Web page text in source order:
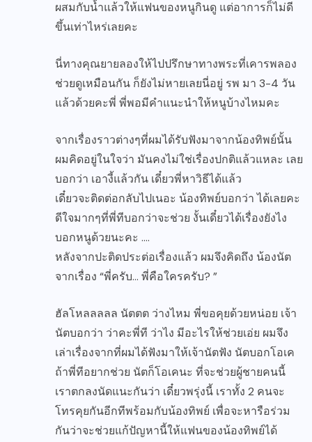
ผสมกับน้ำแล้วให้แฟนของหนูกินดู แต่อาการก็ไม่ดี
ขึ้นเท่าไหร่เลยคะ
นี่ทางคุณยายลองให้ไปปรึกษาทางพระที่เคารพลอง
ช่วยดูเหมือนกัน ก็ยังไม่หายเลยนี่อยู่ รพ มา 3-4 วัน
แล้วด้วยคะพี่ พี่พอมีคำแนะนำให้หนูบ้างไหมคะ
จากเรื่องราวต่างๆที่ผมได้รับฟังมาจากน้องทิพย์นั้น
ผมคิดอยู่ในใจว่า มันคงไม่ใช่เรื่องปกติแล้วแหละ เลย
บอกว่า เอางี้แล้วกัน เดี๋ยวพี่หาวิธีได้แล้ว
เดี๋ยวจะติดต่อกลับไปเนอะ น้องทิพย์บอกว่า ได้เลยคะ
ดีใจมากๆที่พี่ทีบอกว่าจะช่วย งั้นเดี๋ยวได้เรื่องยังไง
บอกหนูด้วยนะคะ ….
หลังจากปะติดประต่อเรื่องแล้ว ผมจึงคิดถึง น้องนัต
จากเรื่อง “พี่ครับ… พี่คือใครครับ? ”
ฮัลโหลลลลล นัตตต ว่างไหม พี่ขอคุยด้วยหน่อย เจ้า
นัตบอกว่า ว่าคะพี่ที ว่าไง มีอะไรให้ช่วยเอ่ย ผมจึง
เล่าเรื่องจากที่ผมได้ฟังมาให้เจ้านัตฟัง นัตบอกโอเค
ถ้าพี่ทีอยากช่วย นัตก็โอเคนะ ที่จะช่วยผู้ชายคนนี้
เราตกลงนัดแนะกันว่า เดี๋ยวพรุ่งนี้ เราทั้ง 2 คนจะ
โทรคุยกันอีกทีพร้อมกับน้องทิพย์ เพื่อจะหารือร่วม
กันว่าจะช่วยแก้ปัญหานี้ให้แฟนของน้องทิพย์ได้